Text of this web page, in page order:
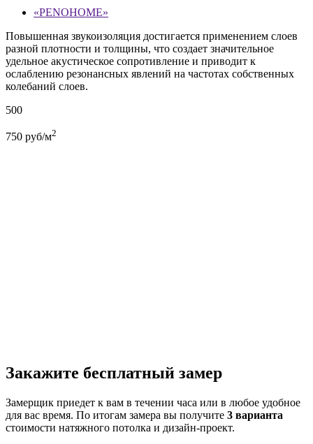
«PENOHOME»
Повышенная звукоизоляция достигается применением слоев
разной плотности и толщины, что создает значительное
удельное акустическое сопротивление и приводит к
ослаблению резонансных явлений на частотах собственных
колебаний слоев.
500
750 руб/м2
Закажите бесплатный замер
Замерщик приедет к вам в течении часа или в любое удобное
для вас время. По итогам замера вы получите 3 варианта
стоимости натяжного потолка и дизайн-проект.